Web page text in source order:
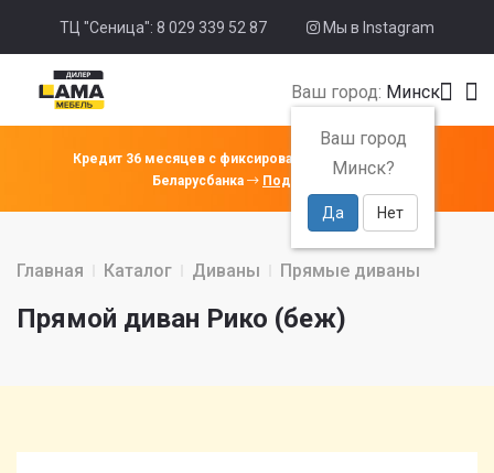
ТЦ "Сеница": 8 029 339 52 87 Мы в Instagram
Ваш город: Минск
Ваш город
Минск?
Да Нет
Кредит 36 месяцев с фиксированной ставкой 4% от
Беларусбанка
Подробнее
Главная Каталог Диваны Прямые диваны
Прямой диван Рико (беж)